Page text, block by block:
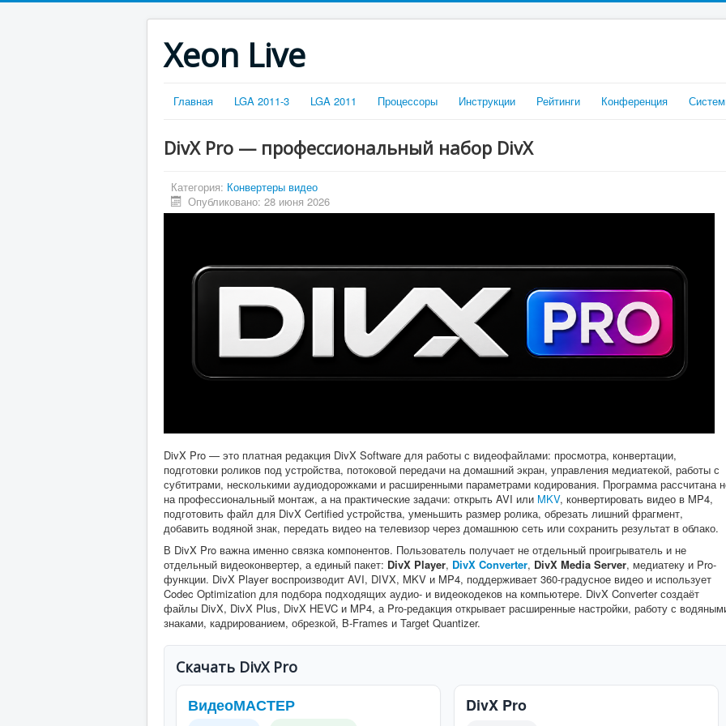
Xeon Live
Главная LGA 2011-3 LGA 2011 Процессоры Инструкции Рейтинги Конференция
DivX Pro — профессиональный набор DivX
Категория: Конвертеры видео
Опубликовано: 28 июня 2026
DivX Pro — это платная редакция DivX Software для работы с видеофайлами: просмотра, конвертации,
подготовки роликов под устройства, потоковой передачи на домашний экран, управления медиатекой, работы с
субтитрами, несколькими аудиодорожками и расширенными параметрами кодирования. Программа рассчитана
на профессиональный монтаж, а на практические задачи: открыть AVI или MKV, конвертировать видео в MP4,
подготовить файл для DivX Certified устройства, уменьшить размер ролика, обрезать лишний фрагмент,
добавить водяной знак, передать видео на телевизор через домашнюю сеть или сохранить результат в облако.
В DivX Pro важна именно связка компонентов. Пользователь получает не отдельный проигрыватель и не
отдельный видеоконвертер, а единый пакет: DivX Player, DivX Converter, DivX Media Server, медиатеку и Pro-
функции. DivX Player воспроизводит AVI, DIVX, MKV и MP4, поддерживает 360-градусное видео и использует
Codec Optimization для подбора подходящих аудио- и видеокодеков на компьютере. DivX Converter создаёт
файлы DivX, DivX Plus, DivX HEVC и MP4, а Pro-редакция открывает расширенные настройки, работу с
знаками, кадрированием, обрезкой, B-Frames и Target Quantizer.
Скачать DivX Pro
ВидеоМАСТЕР DivX Pro